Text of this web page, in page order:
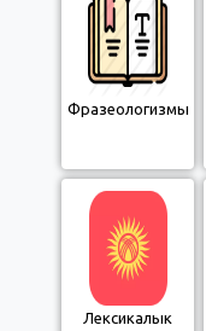
Фразеологизмы
Лексикалык